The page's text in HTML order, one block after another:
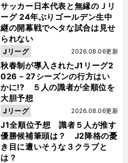
サッカー日本代表と無縁のＪリ
ーグ 24年ぶりゴールデン生中
継の開幕戦でヘタな試合は見せ
られない
秋春制が導入されたJ1リーグ2
026－27シーズンの行方はい
かに!? ５人の識者が全順位を
大胆予想
2026.08.06更新
Jリーグ
J1全順位予想 識者５人が推す
優勝候補筆頭は？ J2降格の憂
き目に遭いそうな３クラブと
は？
2026.08.06更新
Jリーグ